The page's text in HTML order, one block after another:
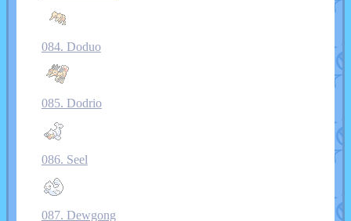
084. Doduo
085. Dodrio
086. Seel
087. Dewgong